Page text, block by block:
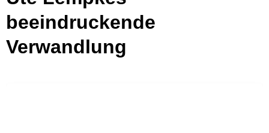
beeindruckende
Verwandlung